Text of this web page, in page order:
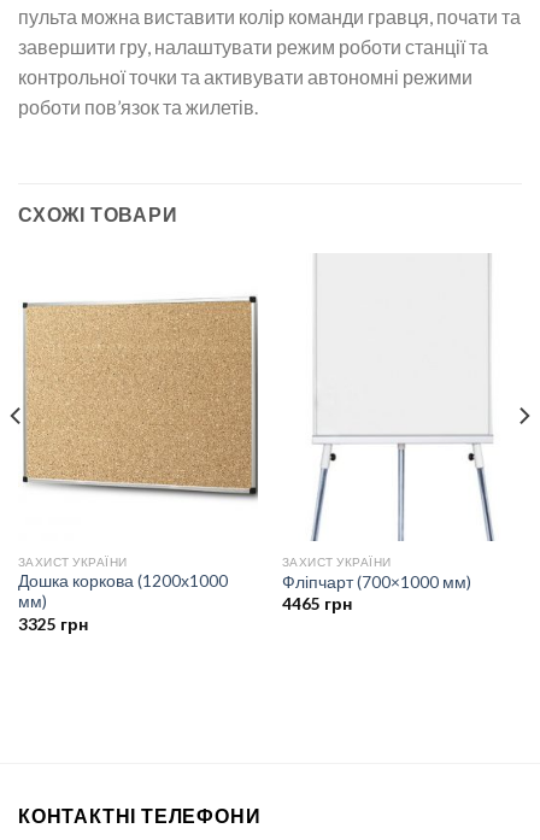
пульта можна виставити колір команди гравця, почати та
завершити гру, налаштувати режим роботи станції та
контрольної точки та активувати автономні режими
роботи пов’язок та жилетів.
СХОЖІ ТОВАРИ
ЗАХИСТ УКРАЇНИ
Дошка коркова (1200х1000
мм)
3325 грн
ЗАХИСТ УКРАЇНИ
Фліпчарт (700×1000 мм)
4465 грн
КОНТАКТНІ ТЕЛЕФОНИ